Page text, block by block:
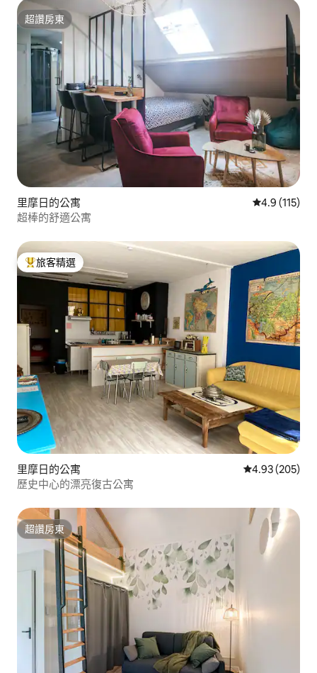
超讚房東
超讚房東
里摩日的公寓 從 115 則評
4.9 (115)
超棒的舒適公寓
旅客精選榜首
旅客精選
里摩日的公寓 從 205 則評價
4.93 (205)
歷史中心的漂亮復古公寓
超讚房東
超讚房東